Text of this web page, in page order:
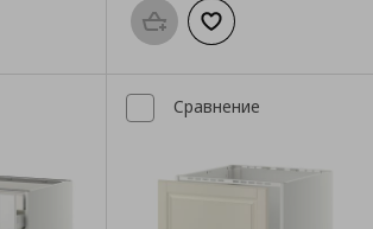
към списъка с любимиΠροσθήκη στο καλάθι
Добави към
Сравнение